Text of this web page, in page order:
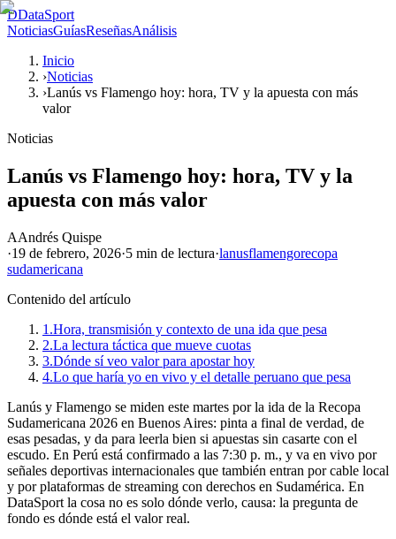
DDataSport
NoticiasGuíasReseñasAnálisis
Inicio
›Noticias
›Lanús vs Flamengo hoy: hora, TV y la apuesta con más
valor
Noticias
Lanús vs Flamengo hoy: hora, TV y la
apuesta con más valor
AAndrés Quispe
·19 de febrero, 2026·5 min de lectura·lanusflamengorecopa
sudamericana
Contenido del artículo
1.Hora, transmisión y contexto de una ida que pesa
2.La lectura táctica que mueve cuotas
3.Dónde sí veo valor para apostar hoy
4.Lo que haría yo en vivo y el detalle peruano que pesa
Lanús y Flamengo se miden este martes por la ida de la Recopa
Sudamericana 2026 en Buenos Aires: pinta a final de verdad, de
esas pesadas, y da para leerla bien si apuestas sin casarte con el
escudo. En Perú está confirmado a las 7:30 p. m., y va en vivo por
señales deportivas internacionales que también entran por cable local
y por plataformas de streaming con derechos en Sudamérica. En
DataSport la cosa no es solo dónde verlo, causa: la pregunta de
fondo es dónde está el valor real.